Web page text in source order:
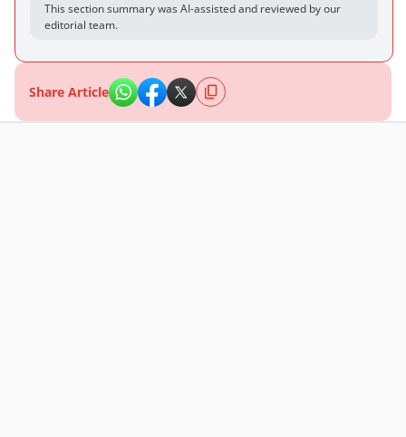
This section summary was AI-assisted and reviewed by our
editorial team.
Share Article